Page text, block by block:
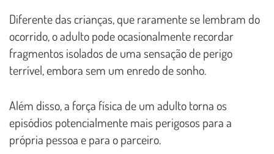
Diferente das crianças, que raramente se lembram do
ocorrido, o adulto pode ocasionalmente recordar
fragmentos isolados de uma sensação de perigo
terrível, embora sem um enredo de sonho.
Além disso, a força física de um adulto torna os
episódios potencialmente mais perigosos para a
própria pessoa e para o parceiro.